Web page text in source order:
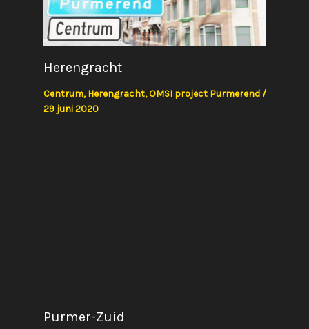
Herengracht
Centrum,Herengracht,OMSI project Purmerend/
29 juni 2020
Purmer-Zuid